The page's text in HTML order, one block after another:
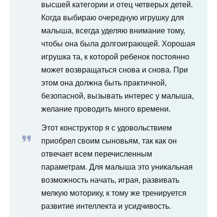
высшей категории и отец четверых детей.
Когда выбираю очередную игрушку для
малыша, всегда уделяю внимание тому,
чтобы она была долгоиграющей. Хорошая
игрушка та, к которой ребенок постоянно
может возвращаться снова и снова. При
этом она должна быть практичной,
безопасной, вызывать интерес у малыша,
желание проводить много времени.
Этот конструктор я с удовольствием
приобрел своим сыновьям, так как он
отвечает всем перечисленным
параметрам. Для малыша это уникальная
возможность начать, играя, развивать
мелкую моторику, к тому же тренируется
развитие интеллекта и усидчивость.